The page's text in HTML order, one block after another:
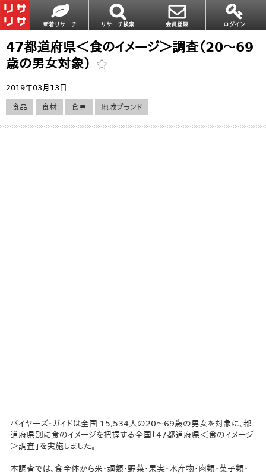
47都道府県＜食のイメージ＞調査（20～69
歳の男女対象）
2019年03月13日
食品 食材 食事 地域ブランド
バイヤーズ・ガイドは全国 15,534人の20～69歳の男女を対象に、都
道府県別に食のイメージを把握する全国「47都道府県＜食のイメージ
＞調査」を実施しました。
本調査では、食全体から米・麺類・野菜・果実・水産物・肉類・菓子類・